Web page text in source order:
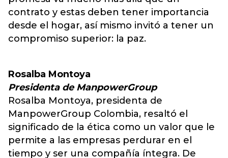
contrato y estas deben tener importancia
desde el hogar, así mismo invitó a tener un
compromiso superior: la paz.
Rosalba Montoya
Presidenta de ManpowerGroup
Rosalba Montoya, presidenta de
ManpowerGroup Colombia, resaltó el
significado de la ética como un valor que le
permite a las empresas perdurar en el
tiempo y ser una compañía íntegra. De